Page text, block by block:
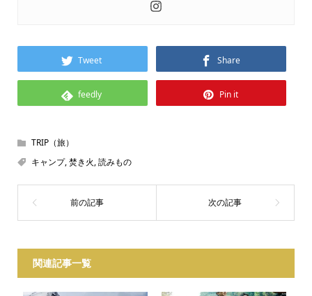
Tweet Share
feedly Pin it
TRIP（旅）
キャンプ,焚き火,読みもの
関連記事一覧